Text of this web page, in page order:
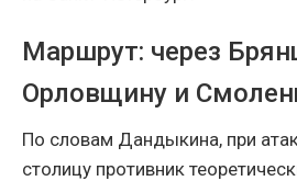
Маршрут: через
Орловщину и
По словам Дандыкина, при
столицу противник